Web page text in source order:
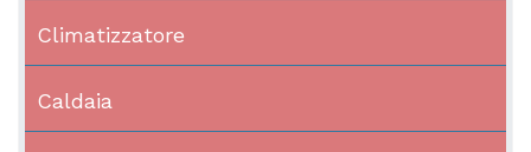
Climatizzatore
Caldaia